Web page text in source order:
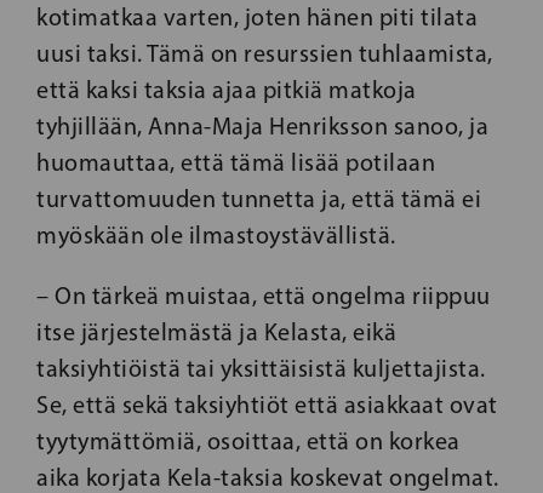
kotimatkaa varten, joten hänen piti tilata
uusi taksi. Tämä on resurssien tuhlaamista,
että kaksi taksia ajaa pitkiä matkoja
tyhjillään, Anna-Maja Henriksson sanoo, ja
huomauttaa, että tämä lisää potilaan
turvattomuuden tunnetta ja, että tämä ei
myöskään ole ilmastoystävällistä.
– On tärkeä muistaa, että ongelma riippuu
itse järjestelmästä ja Kelasta, eikä
taksiyhtiöistä tai yksittäisistä kuljettajista.
Se, että sekä taksiyhtiöt että asiakkaat ovat
tyytymättömiä, osoittaa, että on korkea
aika korjata Kela-taksia koskevat ongelmat.